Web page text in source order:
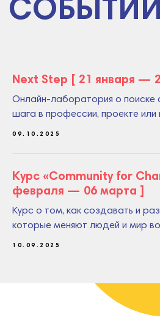
Next Step [ 21 января —
Онлайн-лаборатория о поиске
шага в профессии, проекте или
09.10.2025
Курс «Community for
февраля — 06 марта ]
Курс о том, как создавать и
которые меняют людей и мир
10.09.2025